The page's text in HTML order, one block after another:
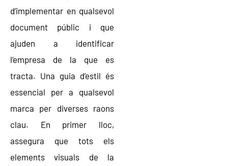
d’implementar en qualsevol
document públic i que
ajuden a identificar
l’empresa de la que es
tracta. Una guia d’estil és
essencial per a qualsevol
marca per diverses raons
clau. En primer lloc,
assegura que tots els
elements visuals de la